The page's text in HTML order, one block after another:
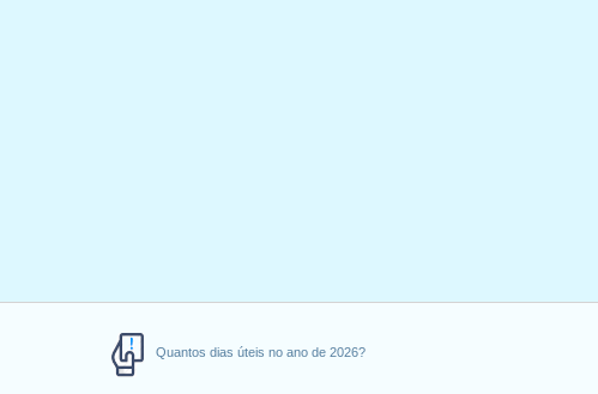
Quantos dias úteis no ano de 2026?